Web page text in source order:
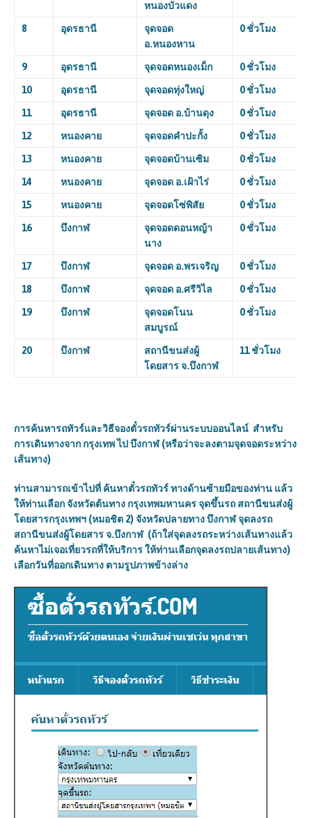
หนองบัวแดง
8 อุดรธานี
จุดจอด
อ.หนองหาน
0 ชั่วโมง
9 อุดรธานี จุดจอดหนองเม็ก 0 ชั่วโมง
10 อุดรธานี จุดจอดทุ่งใหญ่ 0 ชั่วโมง
11 อุดรธานี จุดจอด อ.บ้านดุง 0 ชั่วโมง
12 หนองคาย จุดจอดคำปะกั้ง 0 ชั่วโมง
13 หนองคาย จุดจอดบ้านเซิม 0 ชั่วโมง
14 หนองคาย จุดจอด อ.เฝ้าไร่ 0 ชั่วโมง
15 หนองคาย จุดจอดโซ่พิสัย 0 ชั่วโมง
16 บึงกาฬ
จุดจอดดอนหญ้า
นาง
0 ชั่วโมง
17 บึงกาฬ จุดจอด อ.พรเจริญ 0 ชั่วโมง
18 บึงกาฬ จุดจอด อ.ศรีวิไล 0 ชั่วโมง
19 บึงกาฬ
จุดจอดโนน
สมบูรณ์
0 ชั่วโมง
20 บึงกาฬ
สถานีขนส่งผู้
โดยสาร จ.บึงกาฬ
11 ชั่วโมง
การค้นหารถทัวร์และวิธีจองตั๋วรถทัวร์ผ่านระบบออนไลน์ สำหรับ
การเดินทางจาก กรุงเทพ ไป บึงกาฬ (หรือว่าจะลงตามจุดจอดระหว่าง
เส้นทาง)
ท่านสามารถเข้าไปที่ ค้นหาตั๋วรถทัวร์ ทางด้านซ้ายมือของท่าน แล้ว
ให้ท่านเลือก จังหวัดต้นทาง กรุงเทพมหานคร จุดขึ้นรถ สถานีขนส่งผู้
โดยสารกรุงเทพฯ (หมอชิต 2)จังหวัดปลายทาง บึงกาฬ จุดลงรถ
สถานีขนส่งผู้โดยสาร จ.บึงกาฬ (ถ้าใส่จุดลงรถระหว่างเส้นทางแล้ว
ค้นหาไม่เจอเที่ยวรถที่ให้บริการ ให้ท่านเลือกจุดลงรถปลายเส้นทาง)
เลือกวันที่ออกเดินทาง ตามรูปภาพข้างล่าง